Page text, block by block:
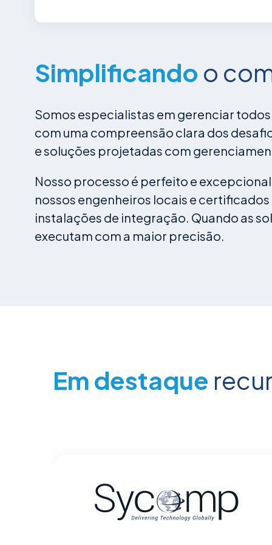
Simplificando o
Somos especialistas em gerenciar
com uma compreensão clara dos
e soluções projetadas com
Nosso processo é perfeito e
nossos engenheiros locais e
instalações de integração. Quando as
executam com a maior precisão.
Em destaque